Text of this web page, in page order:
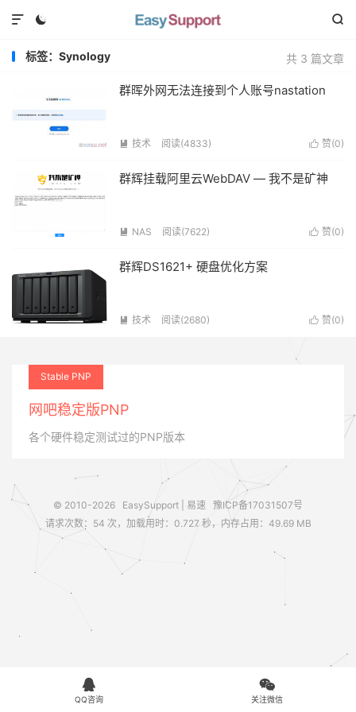
 

共 3 篇文章
标签：Synology
群晖外网无法连接到个人账号nastation
 赞(0)
 技术 阅读(4833)
群辉挂载阿里云WebDAV — 我不是矿神
 赞(0)
 NAS 阅读(7622)
群辉DS1621+ 硬盘优化方案
 赞(0)
 技术 阅读(2680)
Stable PNP
网吧稳定版PNP
各个硬件稳定测试过的PNP版本
© 2010-2026 EasySupport | 易速
豫ICP备17031507号
请求次数：54 次，加载用时：0.727 秒，内存占用：49.69 MB

QQ咨询

关注微信